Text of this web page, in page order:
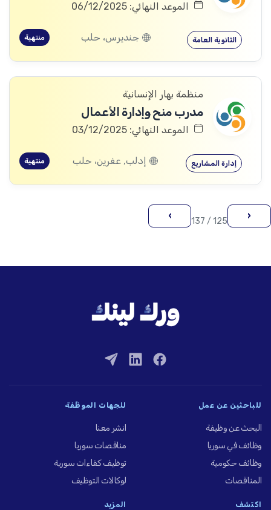
الموعد النهائي: 06/12/2025
الثانوية العامة جنديرس، حلب منتهية
منظمة بهار الإنسانية
مدرب منح وإدارة الأعمال
الموعد النهائي: 03/12/2025
إدارة المشاريع إدلب, عفرين، حلب منتهية
‹
125 / 137
›
للباحثين عن عمل
البحث عن وظيفة
وظائف في سوريا
وظائف حكومية
المناقصات
للجهات الموظِّفة
انشر معنا
مناقصات سوريا
توظيف كفاءات سورية
لوكالات التوظيف
اكتشف المزيد